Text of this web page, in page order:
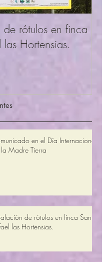
de rótulos en finca
las Hortensias.
en el Día Internacional
Madre Tierra
de rótulos en finca San
las Hortensias.